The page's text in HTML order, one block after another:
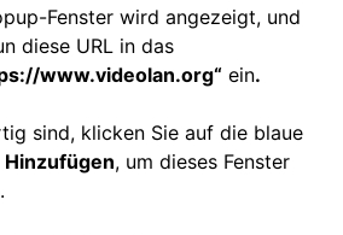
Fenster wird angezeigt, und
diese URL in das
www.videolan.org“ ein.
sind, klicken Sie auf die blaue
Hinzufügen, um dieses Fenster